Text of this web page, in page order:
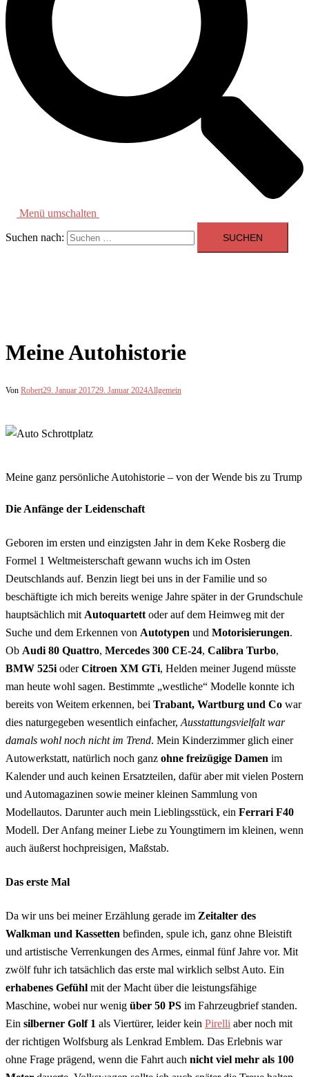
Menü umschalten
Suchen nach:
Meine Autohistorie
Von Robert29. Januar 201729. Januar 2024Allgemein
Meine ganz persönliche Autohistorie – von der Wende bis zu Trump
Die Anfänge der Leidenschaft
Geboren im ersten und einzigsten Jahr in dem Keke Rosberg die
Formel 1 Weltmeisterschaft gewann wuchs ich im Osten
Deutschlands auf. Benzin liegt bei uns in der Familie und so
beschäftigte ich mich bereits wenige Jahre später in der Grundschule
hauptsächlich mit Autoquartett oder auf dem Heimweg mit der
Suche und dem Erkennen von Autotypen und Motorisierungen.
Ob Audi 80 Quattro, Mercedes 300 CE-24, Calibra Turbo,
BMW 525i oderCitroen XM GTi, Helden meiner Jugend müsste
man heute wohl sagen. Bestimmte „westliche“ Modelle konnte ich
bereits von Weitem erkennen, bei Trabant, Wartburg und Co war
dies naturgegeben wesentlich einfacher, Ausstattungsvielfalt war
damals wohl noch nicht im Trend. Mein Kinderzimmer glich einer
Autowerkstatt, natürlich noch ganz ohne freizügige Damen im
Kalender und auch keinen Ersatzteilen, dafür aber mit vielen Postern
und Automagazinen sowie meiner kleinen Sammlung von
Modellautos. Darunter auch mein Lieblingsstück, ein Ferrari F40
Modell. Der Anfang meiner Liebe zu Youngtimern im kleinen, wenn
auch äußerst hochpreisigen, Maßstab.
Das erste Mal
Da wir uns bei meiner Erzählung gerade im Zeitalter des
Walkman und Kassetten befinden, spule ich, ganz ohne Bleistift
und artistische Verrenkungen des Armes, einmal fünf Jahre vor. Mit
zwölf fuhr ich tatsächlich das erste mal wirklich selbst Auto. Ein
erhabenes Gefühl mit der Macht über die leistungsfähige
Maschine, wobei nur wenig über 50 PS im Fahrzeugbrief standen.
Ein silberner Golf 1 als Viertürer, leider kein Pirelli aber noch mit
der richtigen Wolfsburg als Lenkrad Emblem. Das Erlebnis war
ohne Frage prägend, wenn die Fahrt auch nicht viel mehr als 100